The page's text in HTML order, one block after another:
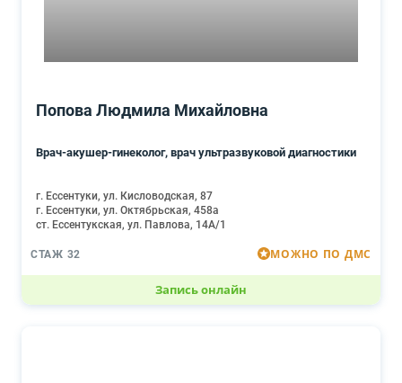
Попова Людмила Михайловна
Врач-акушер-гинеколог, врач ультразвуковой диагностики
г. Ессентуки, ул. Кисловодская, 87
г. Ессентуки, ул. Октябрьская, 458а
ст. Ессентукская, ул. Павлова, 14А/1
СТАЖ 32 МОЖНО ПО ДМС
Запись онлайн